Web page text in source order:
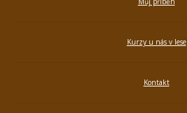
Kurzy u nás v lese
Kontakt